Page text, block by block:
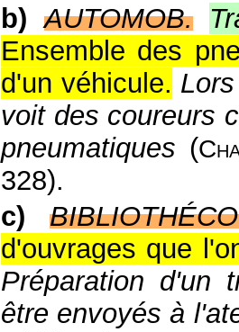
b) AUTOMOB.
Ensemble des
d'un véhicule.
voit des coureurs
pneumatiques (
328).
c)
d'ouvrages que
Préparation d'un
être envoyés à